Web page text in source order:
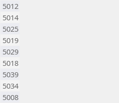
5012
5014
5025
5019
5029
5018
5039
5034
5008